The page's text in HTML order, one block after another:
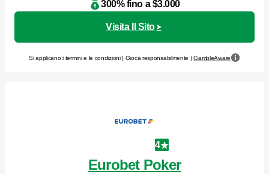
300% fino a $3.000
Visita Il Sito
Si applicano i termini e le condizioni | Gioca responsabilmente |GambleAware
4
Eurobet Poker